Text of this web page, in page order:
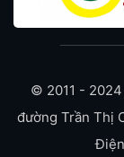
© 2011 -
đường Trần Thị